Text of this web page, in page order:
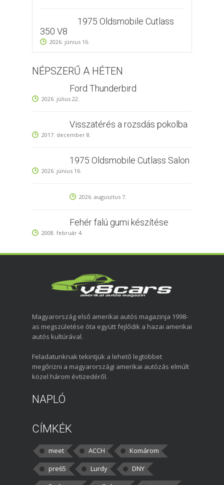
1975 Oldsmobile Cutlass
350 V8
2026. június 16.
NÉPSZERŰ A HÉTEN
Ford Thunderbird
2026. július 22.
Visszatérés a rozsdás pokolba
2017. december 8.
1975 Oldsmobile Cutlass Salon
2026. június 16.
2026. augusztus 7.
Fehér falú gumi készítése
2008. február 4.
Magyarország első amerikai autós magazinja 1998-
as megszületése óta együtt fejlődik a hazai amerikai
autós kultúrával.
Feladatunknak tekintjük a lehető legtöbbet
megőrizni a magyarországi amerikai autózás elmúlt
közel három évtizedéről.
NAPLÓ
CÍMKÉK
meet ACCH
Komárom
pre65
Lurdy
DNY